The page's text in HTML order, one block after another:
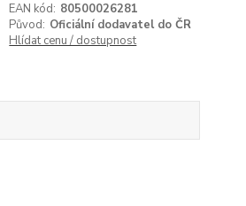
EAN kód: 80500026281
Původ: Oficiální dodavatel do ČR
Hlídat cenu / dostupnost